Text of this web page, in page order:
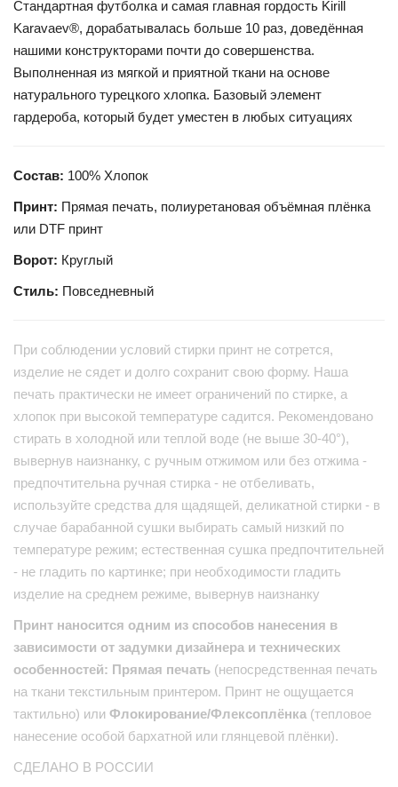
Стандартная футболка и самая главная гордость Kirill
Karavaev®, дорабатывалась больше 10 раз, доведённая
нашими конструкторами почти до совершенства.
Выполненная из мягкой и приятной ткани на основе
натурального турецкого хлопка. Базовый элемент
гардероба, который будет уместен в любых ситуациях
Состав: 100% Хлопок
Принт: Прямая печать, полиуретановая объёмная плёнка
или DTF принт
Ворот: Круглый
Стиль: Повседневный
При соблюдении условий стирки принт не сотрется,
изделие не сядет и долго сохранит свою форму. Наша
печать практически не имеет ограничений по стирке, а
хлопок при высокой температуре садится. Рекомендовано
стирать в холодной или теплой воде (не выше 30-40°),
вывернув наизнанку, с ручным отжимом или без отжима -
предпочтительна ручная стирка - не отбеливать,
используйте средства для щадящей, деликатной стирки - в
случае барабанной сушки выбирать самый низкий по
температуре режим; естественная сушка предпочтительней
- не гладить по картинке; при необходимости гладить
изделие на среднем режиме, вывернув наизнанку
Принт наносится одним из способов нанесения в
зависимости от задумки дизайнера и технических
особенностей: Прямая печать (непосредственная печать
на ткани текстильным принтером. Принт не ощущается
тактильно) или Флокирование/Флексоплёнка (тепловое
нанесение особой бархатной или глянцевой плёнки).
СДЕЛАНО В РОССИИ